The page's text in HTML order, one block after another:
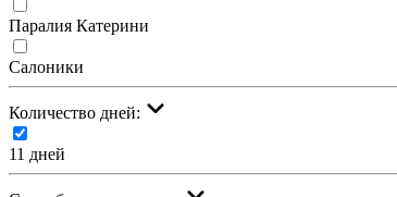
Паралия Катерини
Салоники
Количество дней:
11 дней